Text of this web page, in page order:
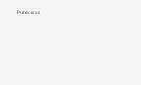
Publicidad